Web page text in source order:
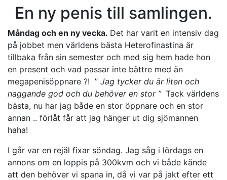
En ny penis till samlingen.
Måndag och en ny vecka. Det har varit en intensiv dag
på jobbet men världens bästa Heterofinastina är
tillbaka från sin semester och med sig hem hade hon
en present och vad passar inte bättre med än
megapenisöppnare ?! ” Jag tycker du är liten och
naggande god och du behöver en stor ” Tack världens
bästa, nu har jag både en stor öppnare och en stor
annan .. förlåt får att jag hänger ut dig sjömannen
haha!
I går var en rejäl fixar söndag. Jag såg i lördags en
annons om en loppis på 300kvm och vi både kände
att den behöver vi spana in, då vi var på jakt efter ett